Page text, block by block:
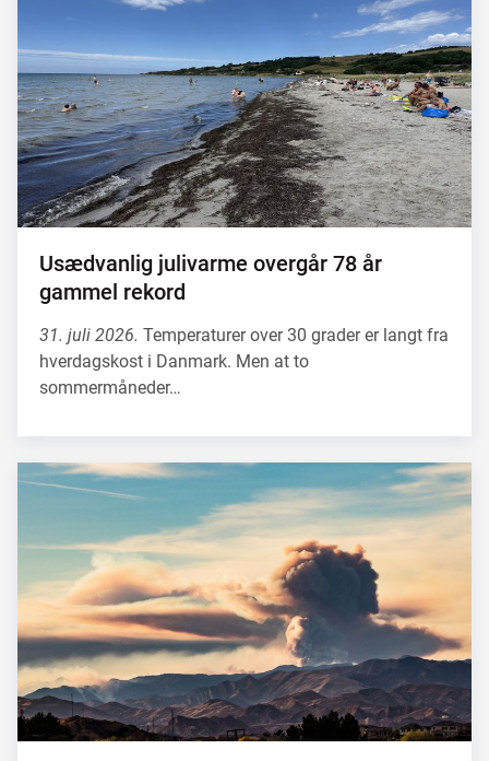
Usædvanlig julivarme overgår 78 år
gammel rekord
31. juli 2026. Temperaturer over 30 grader er langt fra
hverdagskost i Danmark. Men at to
sommermåneder…